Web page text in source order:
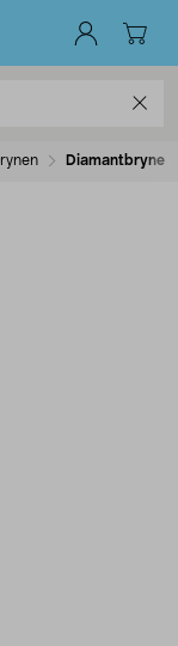
Diamantbryne